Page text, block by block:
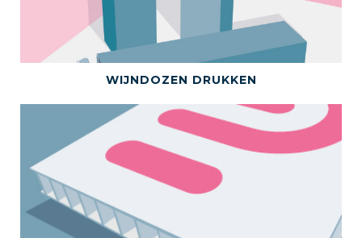
BEKIJK DIT PRODUCT
WIJNDOZEN DRUKKEN